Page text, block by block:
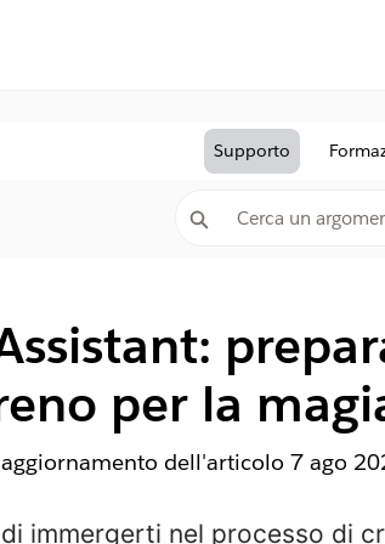
Supporto
per la
dell'articolo 7 ago
immergerti nel processo di